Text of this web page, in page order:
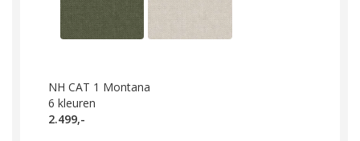
NH CAT 1 Montana
6 kleuren
2.499,-